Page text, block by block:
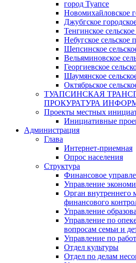
город Туапсе
Новомихайловское
Джубгское
Тенгинское
Небугское сельское
Шепсинское
Вельяминовское
Георгиевское
Шаумянское
Октябрьское
ТУАПСИНСКАЯ
ПРОКУРАТУРА
Проекты местных
Инициативные
Администрация
Глава
Интернет-приемная
Опрос населения
Структура
Финансовое
Управление
Орган внутреннего
финансового
Управление
Управление по
вопросам семьи и
Управление по
Отдел культуры
Отдел по делам